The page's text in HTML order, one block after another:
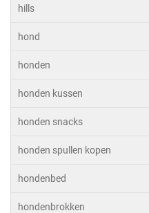
hills
hond
honden
honden kussen
honden snacks
honden spullen kopen
hondenbed
hondenbrokken